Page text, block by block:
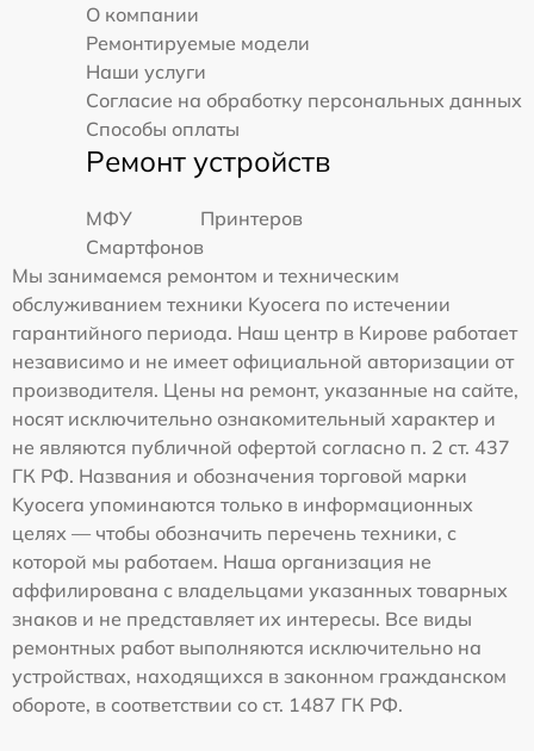
О компании
Ремонтируемые модели
Наши услуги
Согласие на обработку персональных данных
Способы оплаты
Ремонт устройств
МФУ
Принтеров
Смартфонов
Мы занимаемся ремонтом и техническим
обслуживанием техники Kyocera по истечении
гарантийного периода. Наш центр в Кирове работает
независимо и не имеет официальной авторизации от
производителя. Цены на ремонт, указанные на сайте,
носят исключительно ознакомительный характер и
не являются публичной офертой согласно п. 2 ст. 437
ГК РФ. Названия и обозначения торговой марки
Kyocera упоминаются только в информационных
целях — чтобы обозначить перечень техники, с
которой мы работаем. Наша организация не
аффилирована с владельцами указанных товарных
знаков и не представляет их интересы. Все виды
ремонтных работ выполняются исключительно на
устройствах, находящихся в законном гражданском
обороте, в соответствии со ст. 1487 ГК РФ.